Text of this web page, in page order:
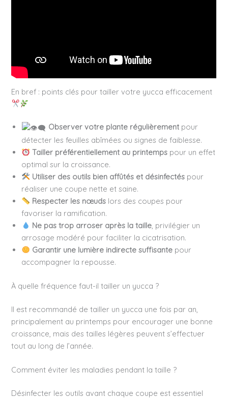
En bref : points clés pour tailler votre yucca efficacement
Observer votre plante régulièrement pour
détecter les feuilles abîmées ou signes de faiblesse.
Tailler préférentiellement au printemps pour un effet
optimal sur la croissance.
Utiliser des outils bien affûtés et désinfectés pour
réaliser une coupe nette et saine.
Respecter les nœuds lors des coupes pour
favoriser la ramification.
Ne pas trop arroser après la taille, privilégier un
arrosage modéré pour faciliter la cicatrisation.
Garantir une lumière indirecte suffisante pour
accompagner la repousse.
À quelle fréquence faut-il tailler un yucca ?
Il est recommandé de tailler un yucca une fois par an,
principalement au printemps pour encourager une bonne
croissance, mais des tailles légères peuvent s’effectuer
tout au long de l’année.
Comment éviter les maladies pendant la taille ?
Désinfecter les outils avant chaque coupe est essentiel